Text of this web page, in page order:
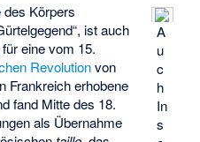
A
u
c
h
In
s
des Körpers
ist auch
eine vom 15.
Revolutionvon
Frankreich erhobene
fand Mitte des 18.
als Übernahme